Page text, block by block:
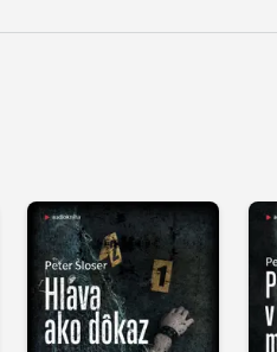
Přehrát
ukázku